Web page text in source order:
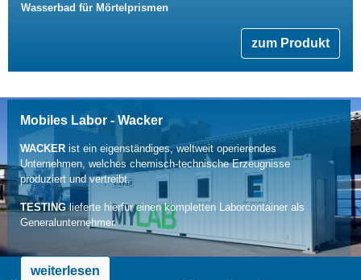
Wasserbad für Mörtelprismen
zum Produkt
Mobiles Labor - Wacker
WACKERist ein eigenständiges, weltweit operierendes
Unternehmen, welches chemisch-technische Erzeugnisse
produziert und vertreibt.
TESTINGlieferte hierfür einen kompletten Laborcontainer als
Generalunternehmer.
weiterlesen